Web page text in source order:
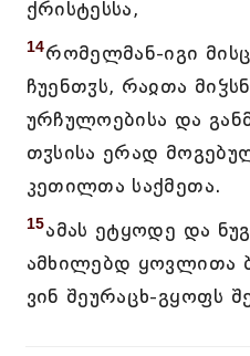
ქრისტესსა,
14რომელმან-იგი
ჩუენთჳს, რაჲთა
ურჩულოებისა და
თჳსისა ერად
კეთილთა საქმეთა.
15ამას ეტყოდე და
ამხილებდ ყოვლითა
ვინ შეურაცხ-გყოფს